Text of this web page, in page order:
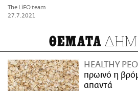
The LiFO team
27.7.2021
ΘΕΜΑΤΑ
HEALTHY
πρωινό η
απαντά